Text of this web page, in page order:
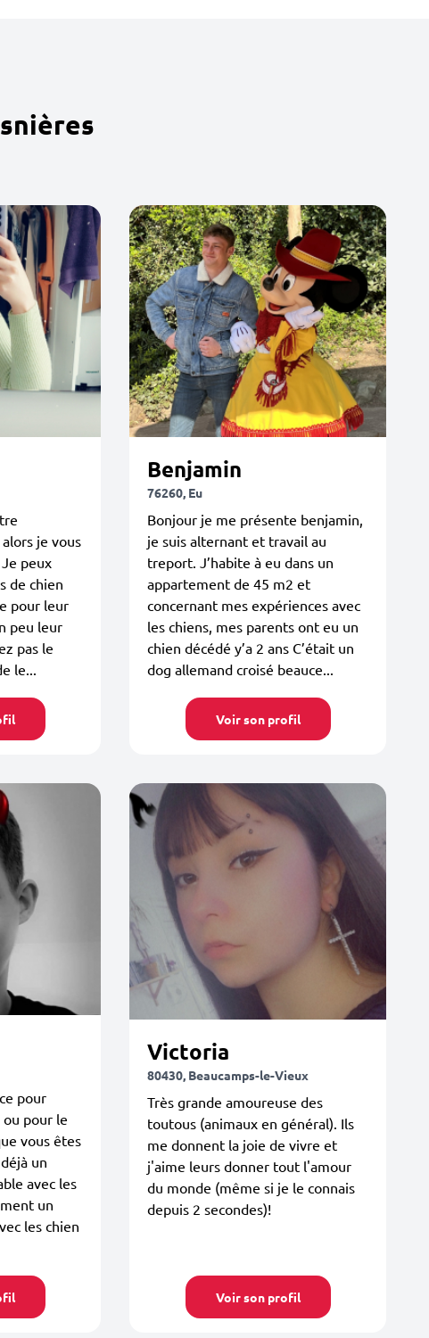
je vous
peux
de chien
pour leur
peu leur
pas le
le...
Benjamin
76260, Eu
Bonjour je me présente benjamin,
je suis alternant et travail au
treport. J’habite à eu dans un
appartement de 45 m2 et
concernant mes expériences avec
les chiens, mes parents ont eu un
chien décédé y’a 2 ans C’était un
dog allemand croisé beauce...
Voir son profil
pour
pour le
vous êtes
un
avec les
un
les chien
Victoria
80430, Beaucamps-le-Vieux
Très grande amoureuse des
toutous (animaux en général). Ils
me donnent la joie de vivre et
j'aime leurs donner tout l'amour
du monde (même si je le connais
depuis 2 secondes)!
Voir son profil